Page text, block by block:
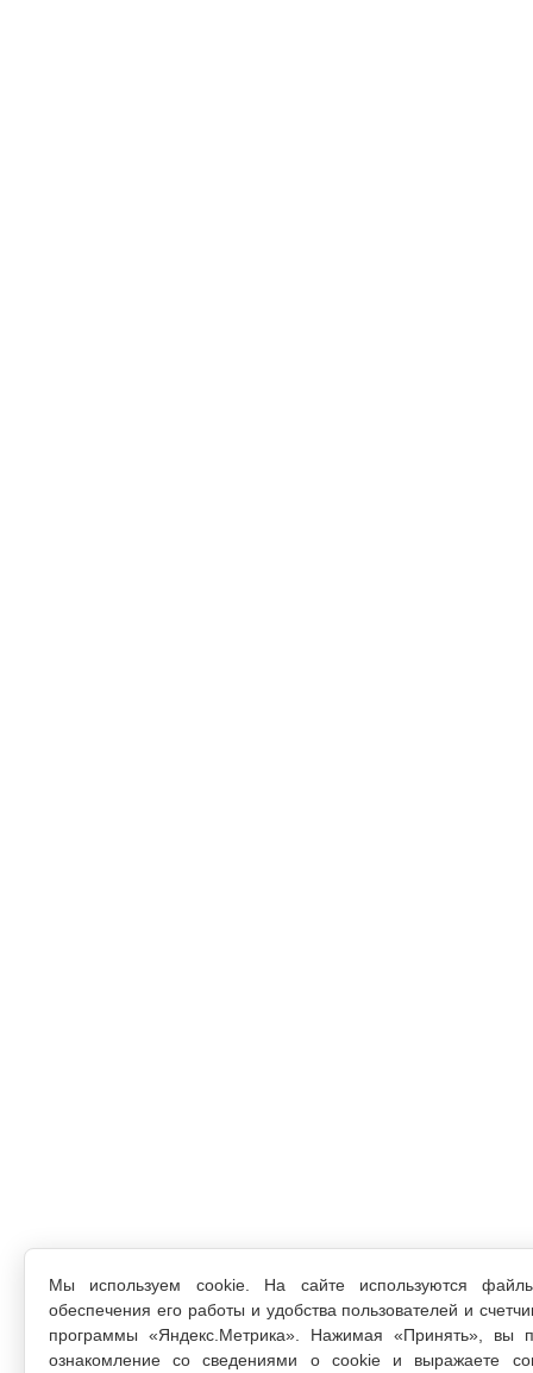
Мы используем cookie. На сайте используются
обеспечения его работы и удобства пользователей и
программы «Яндекс.Метрика». Нажимая «Принять», вы
ознакомление со сведениями о cookie и выражаете